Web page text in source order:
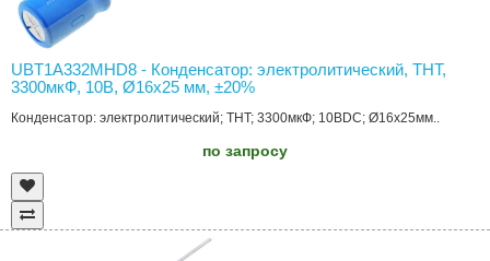
UBT1A332MHD8 - Конденсатор: электролитический, THT,
3300мкФ, 10В, Ø16x25 мм, ±20%
Конденсатор: электролитический; THT; 3300мкФ; 10ВDC; Ø16x25мм..
по запросу